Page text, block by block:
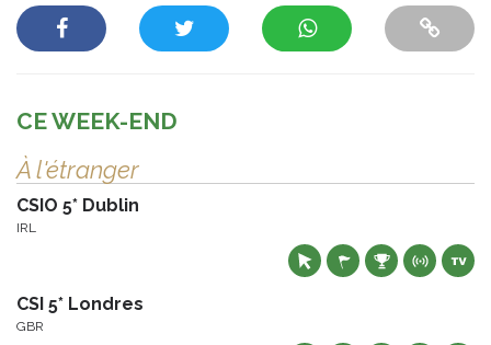
CE WEEK-END
À l'étranger
CSIO 5* Dublin
IRL
CSI 5* Londres
GBR